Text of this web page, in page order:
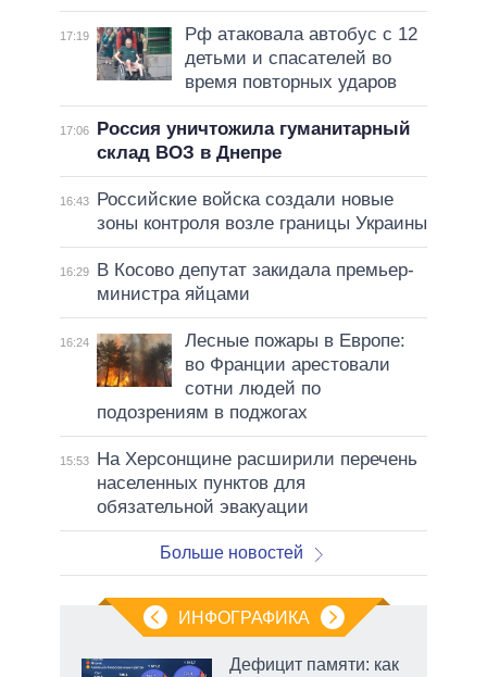
17:19
Рф атаковала автобус с 12
детьми и спасателей во
время повторных ударов
17:06
Россия уничтожила гуманитарный
склад ВОЗ в Днепре
16:43
Российские войска создали новые
зоны контроля возле границы Украины
16:29
В Косово депутат закидала премьер-
министра яйцами
16:24
Лесные пожары в Европе:
во Франции арестовали
сотни людей по
подозрениям в поджогах
15:53
На Херсонщине расширили перечень
населенных пунктов для
обязательной эвакуации
Больше новостей
ИНФОГРАФИКА
Дефицит памяти: как